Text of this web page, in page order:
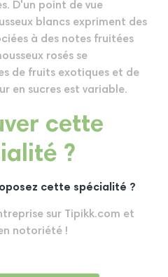
D'un point de vue
blancs expriment des
à des notes fruitées
rosés se
de fruits exotiques et de
en sucres est variable.
cette
?
cette spécialité ?
sur Tipikk.com et
notoriété !